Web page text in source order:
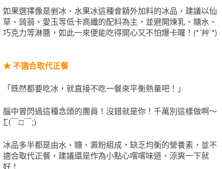
如果選擇像是剉冰、水果冰這種會額外加料的冰品，建議以仙
草、蒟蒻、愛玉等低卡高纖的配料為主，並避開煉乳、糖水、
巧克力等淋醬，如此一來便能吃得開心又不怕爆卡囉！(*´艸`*)
★不適合取代正餐
「既然都要吃冰，就直接不吃一餐來平衡熱量吧！」
腦中曾閃過這種念頭的團員！沒錯就是你！千萬別這樣做啊～
∑(￣□￣;)
冰品多半都是由水、糖、澱粉組成，缺乏均衡的營養素，並不
適合取代正餐，建議還是作為小點心嚐嚐味道、涼爽一下就
好！